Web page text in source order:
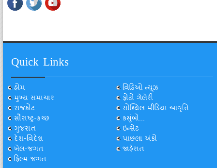
Quick Links
હોમ
મુખ્ય સમાચાર
રાજકોટ
સૌરાષ્ટ્ર-કચ્છ
ગુજરાત
દેશ-વિદેશ
ખેલ-જગત
ફિલ્મ જગત
વિડિઓ ન્યૂઝ
ફોટો ગેલેરી
સોશ્યિલ મીડિયા આવૃત્તિ
કસુંબો...
ઇન્સેટ
પાછલા અંકો
જાહેરાત